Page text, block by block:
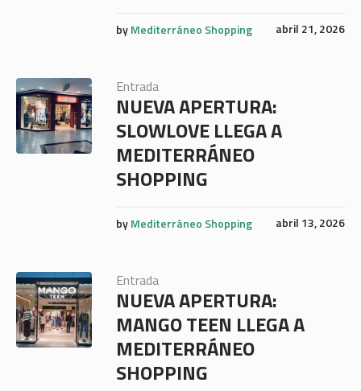
abril 21, 2026
byMediterráneo Shopping
Entrada
NUEVA APERTURA:
SLOWLOVE LLEGA A
MEDITERRÁNEO
SHOPPING
abril 13, 2026
byMediterráneo Shopping
Entrada
NUEVA APERTURA:
MANGO TEEN LLEGA A
MEDITERRÁNEO
SHOPPING